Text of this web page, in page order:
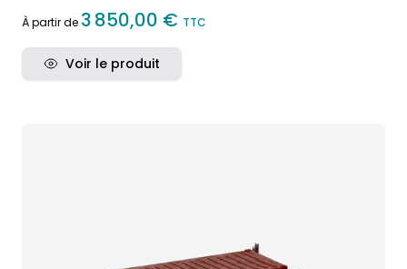
À partir de 3 850,00 € TTC
Voir le produit